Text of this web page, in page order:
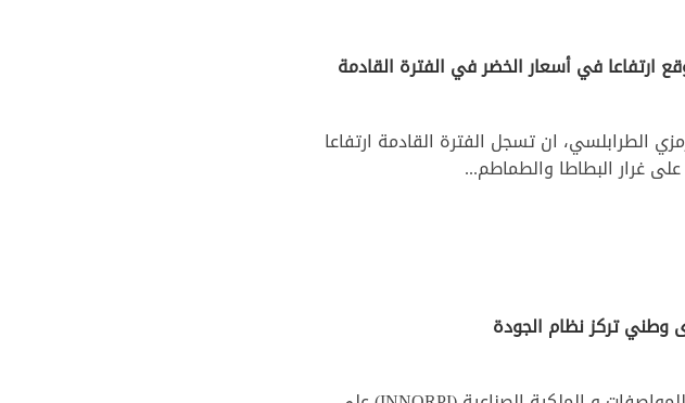
ارتفاعا في أسعار الخضر في الفترة القادمة
الطرابلسي، ان تسجل الفترة القادمة ارتفاعا
غرار البطاطا والطماطم...
وطني تركز نظام الجودة